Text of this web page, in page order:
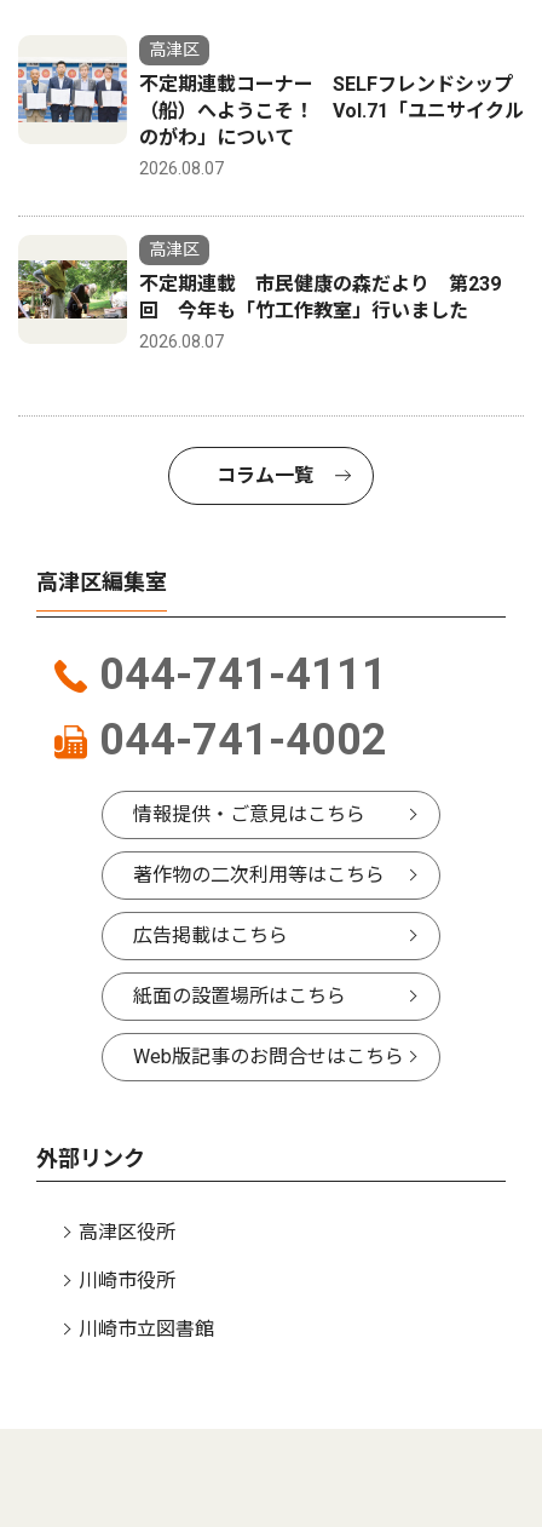
高津区
不定期連載コーナー SELFフレンドシップ
（船）へようこそ！ Vol.71「ユニサイクル
のがわ」について
2026.08.07
高津区
不定期連載 市民健康の森だより 第239
回 今年も「竹工作教室」行いました
2026.08.07
コラム一覧
高津区編集室
044-741-4111
044-741-4002
情報提供・ご意見はこちら
著作物の二次利用等はこちら
広告掲載はこちら
紙面の設置場所はこちら
Web版記事のお問合せはこちら
外部リンク
高津区役所
川崎市役所
川崎市立図書館